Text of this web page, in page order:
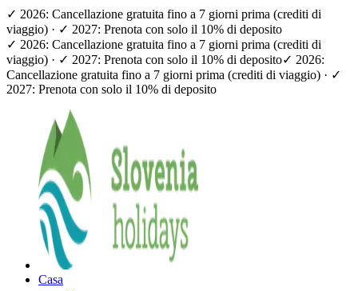
✓ 2026: Cancellazione gratuita fino a 7 giorni prima (crediti di
viaggio) · ✓ 2027: Prenota con solo il 10% di deposito
✓ 2026: Cancellazione gratuita fino a 7 giorni prima (crediti di
viaggio) · ✓ 2027: Prenota con solo il 10% di deposito✓ 2026:
Cancellazione gratuita fino a 7 giorni prima (crediti di viaggio) · ✓
2027: Prenota con solo il 10% di deposito
Casa